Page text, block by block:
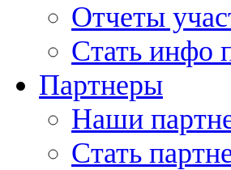
Отчеты
Стать инфо
Партнеры
Наши
Стать